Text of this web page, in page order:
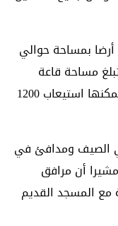
أرضا بمساحة حوالي
مساحة قاعة
الصلاة بالمسجد الجديد 1400 متر مربع ويمكنها استيعاب 1200
الصيف ومدافئ في
أن مرافق
مع المسجد القديم